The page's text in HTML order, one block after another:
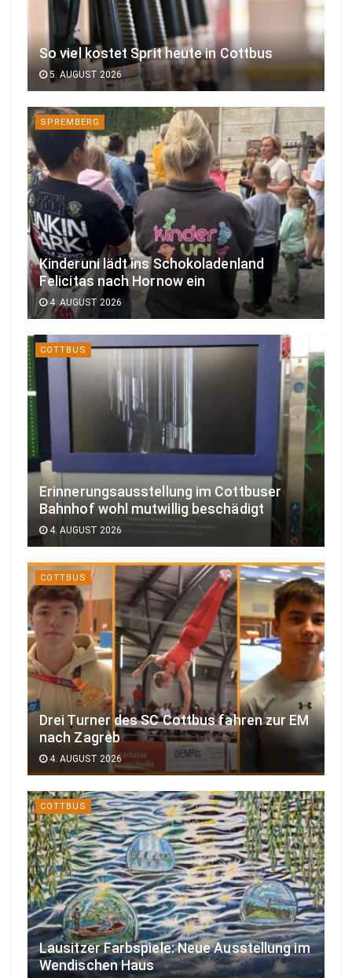
So viel kostet Sprit heute in Cottbus
5. AUGUST 2026
SPREMBERG
Kinderuni lädt ins Schokoladenland
Felicitas nach Hornow ein
4. AUGUST 2026
COTTBUS
Erinnerungsausstellung im Cottbuser
Bahnhof wohl mutwillig beschädigt
4. AUGUST 2026
COTTBUS
Drei Turner des SC Cottbus fahren zur EM
nach Zagreb
4. AUGUST 2026
COTTBUS
Lausitzer Farbspiele: Neue Ausstellung im
Wendischen Haus